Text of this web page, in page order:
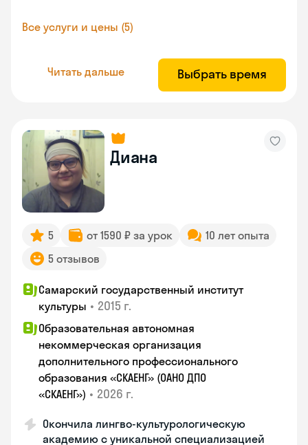
Все услуги и цены (5)
Читать дальше Выбрать время
Диана
5 от 1590 ₽ за урок
10 лет опыта
5 отзывов
Самарский государственный институт
культуры • 2015 г.
Образовательная автономная
некоммерческая организация
дополнительного профессионального
образования «СКАЕНГ» (ОАНО ДПО
«СКАЕНГ») • 2026 г.
Окончила лингво-культурологическую
академию с уникальной специализацией